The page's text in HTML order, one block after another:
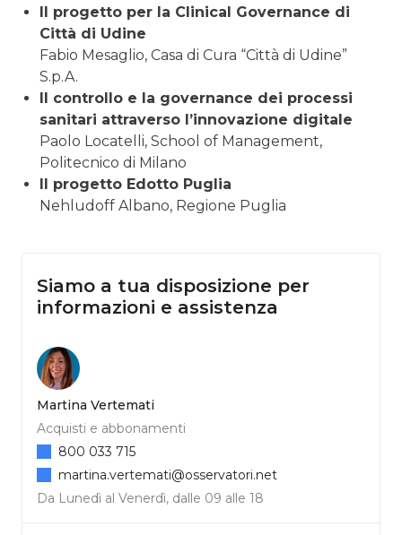
Il progetto per la Clinical Governance di
Città di Udine
Fabio Mesaglio, Casa di Cura “Città di Udine”
S.p.A.
Il controllo e la governance dei processi
sanitari attraverso l’innovazione digitale
Paolo Locatelli, School of Management,
Politecnico di Milano
Il progetto Edotto Puglia
Nehludoff Albano, Regione Puglia
Siamo a tua disposizione per
informazioni e assistenza
Martina Vertemati
Acquisti e abbonamenti
Da Lunedì al Venerdì, dalle 09 alle 18
800 033 715
martina.vertemati@osservatori.net